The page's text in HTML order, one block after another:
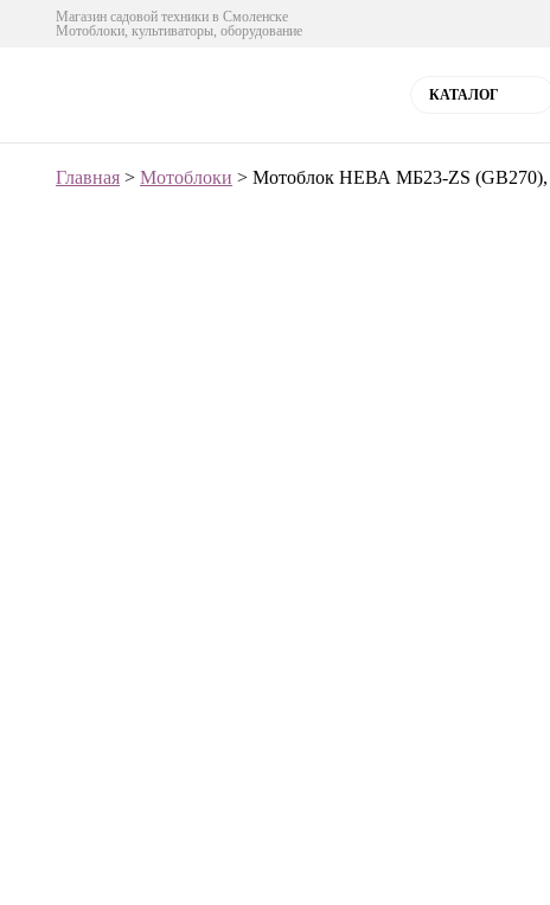
Магазин садовой техники в Смоленске
Мотоблоки, культиваторы, оборудование
КАТАЛОГ
Главная >Мотоблоки > Мотоблок НЕВА МБ23-ZS (GB270),